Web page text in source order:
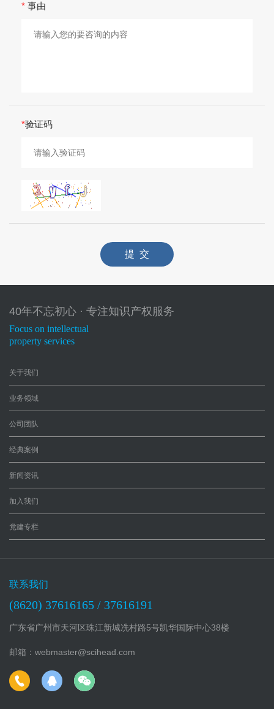
* 事由
*验证码
提 交
40年不忘初心 · 专注知识产权服务
Focus on intellectual
property services
关于我们
业务领域
公司团队
经典案例
新闻资讯
加入我们
党建专栏
联系我们
(8620) 37616165 / 37616191
广东省广州市天河区珠江新城冼村路5号凯华国际中心38楼
邮箱：webmaster@scihead.com